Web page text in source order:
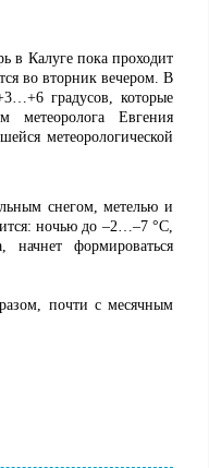
в Калуге пока проходит
во вторник вечером. В
градусов, которые
метеоролога Евгения
метеорологической
снегом, метелью и
ночью до –2…–7 °C,
формироваться
почти с месячным